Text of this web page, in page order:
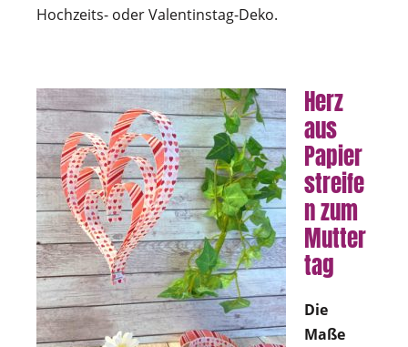
Hochzeits- oder Valentinstag-Deko.
Herz
aus
Papier
streife
n zum
Mutter
tag
Die
Maße